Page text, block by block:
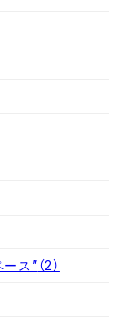
ス”（2）